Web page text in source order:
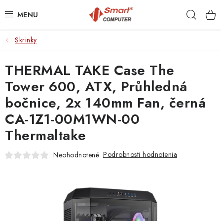
na
NOTEBOOKY
MOBILNÉ ZARIADENIA
PC A KOMPONENTY
PERIFÉRIE
Skrinky
THERMAL TAKE Case The
Tower 600, ATX, Průhledná
bočnice, 2x 140mm Fan, černá
CA-1Z1-00M1WN-00
Thermaltake
Neohodnotené Podrobnosti hodnotenia